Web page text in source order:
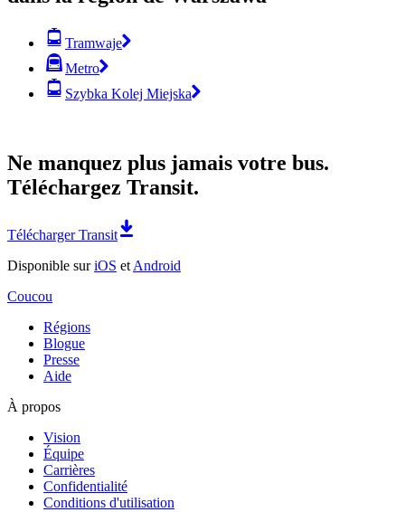
Tramwaje
Metro
Szybka Kolej Miejska
Ne manquez plus jamais votre bus.
Téléchargez Transit.
Télécharger Transit
Disponible suriOS et Android
Coucou
Régions
Blogue
Presse
Aide
À propos
Vision
Équipe
Carrières
Confidentialité
Conditions d'utilisation